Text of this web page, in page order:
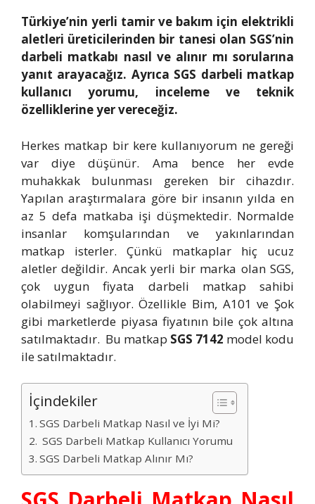
Türkiye’nin yerli tamir ve bakım için elektrikli
aletleri üreticilerinden bir tanesi olan SGS’nin
darbeli matkabı nasıl ve alınır mı sorularına
yanıt arayacağız. Ayrıca SGS darbeli matkap
kullanıcı yorumu, inceleme ve teknik
özelliklerine yer vereceğiz.
Herkes matkap bir kere kullanıyorum ne gereği
var diye düşünür. Ama bence her evde
muhakkak bulunması gereken bir cihazdır.
Yapılan araştırmalara göre bir insanın yılda en
az 5 defa matkaba işi düşmektedir. Normalde
insanlar komşularından ve yakınlarından
matkap isterler. Çünkü matkaplar hiç ucuz
aletler değildir. Ancak yerli bir marka olan SGS,
çok uygun fiyata darbeli matkap sahibi
olabilmeyi sağlıyor. Özellikle Bim, A101 ve Şok
gibi marketlerde piyasa fiyatının bile çok altına
satılmaktadır. Bu matkap SGS 7142 model kodu
ile satılmaktadır.
İçindekiler
SGS Darbeli Matkap Nasıl ve İyi Mi?
SGS Darbeli Matkap Kullanıcı Yorumu
SGS Darbeli Matkap Alınır Mı?